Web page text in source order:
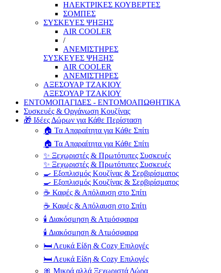
ΗΛΕΚΤΡΙΚΕΣ ΚΟΥΒΕΡΤΕΣ
ΣΟΜΠΕΣ
ΣΥΣΚΕΥΕΣ ΨΗΞΗΣ
AIR COOLER
/
ΑΝΕΜΙΣΤΗΡΕΣ
ΣΥΣΚΕΥΕΣ ΨΗΞΗΣ
AIR COOLER
ΑΝΕΜΙΣΤΗΡΕΣ
ΑΞΕΣΟΥΑΡ ΤΖΑΚΙΟΥ
ΑΞΕΣΟΥΑΡ ΤΖΑΚΙΟΥ
ΕΝΤΟΜΟΠΑΓΙΔΕΣ - ΕΝΤΟΜΟΑΠΩΘΗΤΙΚΑ
Συσκευές & Οργάνωση Κουζίνας
🎁 Ιδέες Δώρων για Κάθε Περίσταση
🏠 Τα Απαραίτητα για Κάθε Σπίτι
🏠 Τα Απαραίτητα για Κάθε Σπίτι
✨ Ξεχωριστές & Πρωτότυπες Συσκευές
✨ Ξεχωριστές & Πρωτότυπες Συσκευές
🍳 Εξοπλισμός Κουζίνας & Σερβιρίσματος
🍳 Εξοπλισμός Κουζίνας & Σερβιρίσματος
☕ Καφές & Απόλαυση στο Σπίτι
☕ Καφές & Απόλαυση στο Σπίτι
🕯️ Διακόσμηση & Ατμόσφαιρα
🕯️ Διακόσμηση & Ατμόσφαιρα
🛏️ Λευκά Είδη & Cozy Επιλογές
🛏️ Λευκά Είδη & Cozy Επιλογές
🎀 Μικρά αλλά Ξεχωριστά Δώρα